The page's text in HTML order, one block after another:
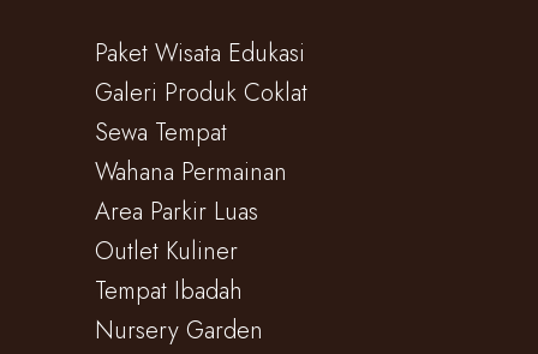
Paket Wisata Edukasi
Galeri Produk Coklat
Sewa Tempat
Wahana Permainan
Area Parkir Luas
Outlet Kuliner
Tempat Ibadah
Nursery Garden